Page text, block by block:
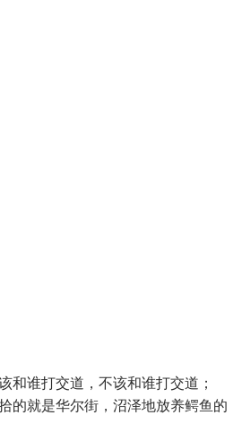
和谁打交道，不该和谁打交道；
的就是华尔街，沼泽地放养鳄鱼的